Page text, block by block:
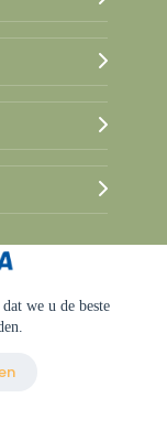
we u de beste